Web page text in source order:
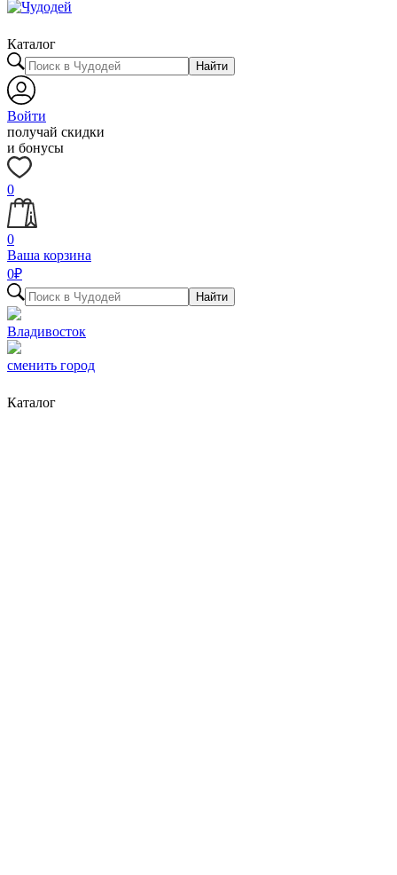
Каталог
Найти
Войти
получай скидки
и бонусы
0
0
Ваша корзина
0₽
Найти
Владивосток
сменить город
Каталог